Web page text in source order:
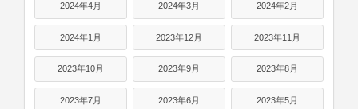
2024年4月 2024年3月 2024年2月
2024年1月 2023年12月 2023年11月
2023年10月 2023年9月 2023年8月
2023年7月 2023年6月 2023年5月